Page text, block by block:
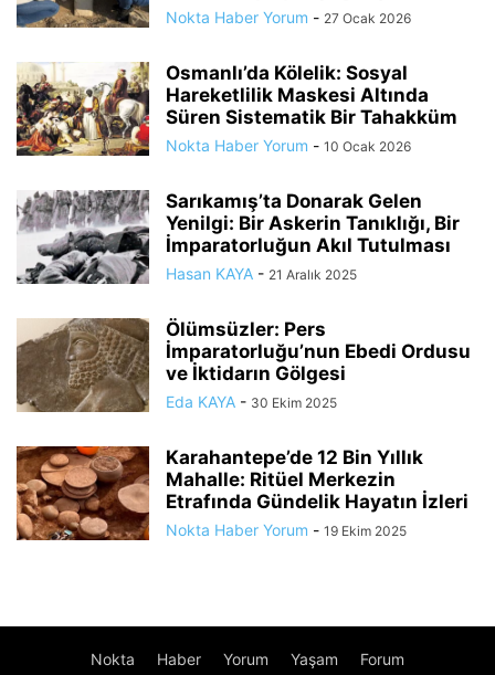
Nokta Haber Yorum - 27 Ocak 2026
Osmanlı’da Kölelik: Sosyal
Hareketlilik Maskesi Altında
Süren Sistematik Bir Tahakküm
Nokta Haber Yorum - 10 Ocak 2026
Sarıkamış’ta Donarak Gelen
Yenilgi: Bir Askerin Tanıklığı, Bir
İmparatorluğun Akıl Tutulması
Hasan KAYA - 21 Aralık 2025
Ölümsüzler: Pers
İmparatorluğu’nun Ebedi Ordusu
ve İktidarın Gölgesi
Eda KAYA - 30 Ekim 2025
Karahantepe’de 12 Bin Yıllık
Mahalle: Ritüel Merkezin
Etrafında Gündelik Hayatın İzleri
Nokta Haber Yorum - 19 Ekim 2025
Nokta Haber Yorum Yaşam Forum